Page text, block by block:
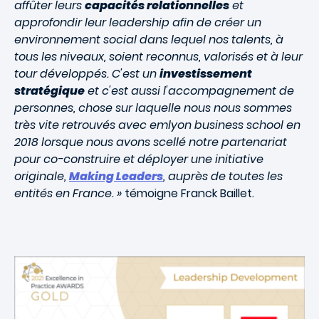
affûter leurscapacités relationnelleset
approfondir leur leadership afin de créer un
environnement social dans lequel nos talents, à
tous les niveaux, soient reconnus, valorisés et à leur
tour développés. C'est uninvestissement
stratégiqueet c'est aussi l'accompagnement de
personnes, chose sur laquelle nous nous sommes
très vite retrouvés avec emlyon business school en
2018 lorsque nous avons scellé notre partenariat
pour co-construire et déployer une initiative
originale, Making Leaders, auprès de toutes les
entités en France. » témoigne Franck Baillet.